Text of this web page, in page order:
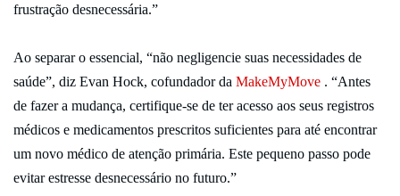
frustração desnecessária.”
Ao separar o essencial, “não negligencie suas necessidades de
saúde”, diz Evan Hock, cofundador da MakeMyMove . “Antes
de fazer a mudança, certifique-se de ter acesso aos seus registros
médicos e medicamentos prescritos suficientes para até encontrar
um novo médico de atenção primária. Este pequeno passo pode
evitar estresse desnecessário no futuro.”